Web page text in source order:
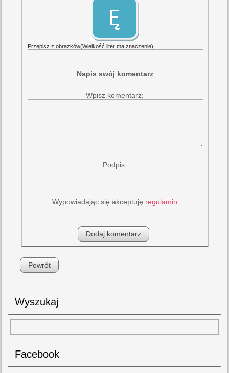
Przepisz z obrazków(Wielkość liter ma znaczenie):
Napis swój komentarz
Wpisz komentarz:
Podpis:
Wypowiadając się akceptuję regulamin
Powrót
Wyszukaj
Facebook